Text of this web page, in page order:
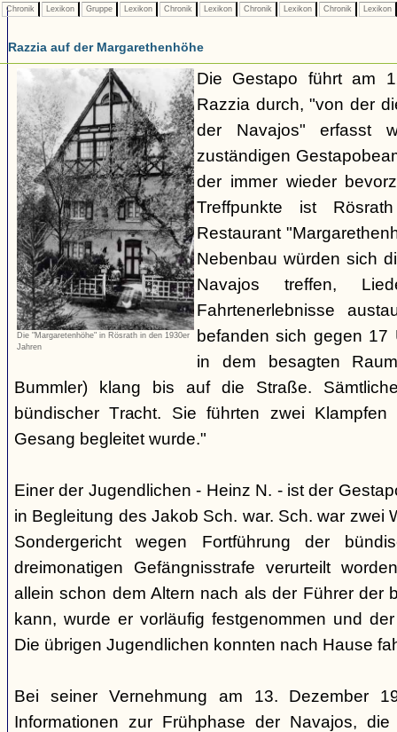
Chronik Lexikon Gruppe Lexikon Chronik Lexikon Chronik Lexikon Chronik Lexikon
Razzia auf der Margarethenhöhe
Die "Margaretenhöhe" in Rösrath in den 1930er
Jahren
Die Gestapo führt am
Razzia durch, "von der
der Navajos" erfasst
zuständigen
der immer wieder
Treffpunkte ist
Restaurant
Nebenbau würden sich
Navajos treffen,
Fahrtenerlebnisse
befanden sich gegen 17
in dem besagten
Bummler) klang bis auf die Straße.
bündischer Tracht. Sie führten zwei
Gesang begleitet wurde."
Einer der Jugendlichen - Heinz N. - ist der
in Begleitung des Jakob Sch. war. Sch. war zwei
Sondergericht wegen Fortführung der
dreimonatigen Gefängnisstrafe verurteilt
allein schon dem Altern nach als der Führer der
kann, wurde er vorläufig festgenommen und
Die übrigen Jugendlichen konnten nach Hause
Bei seiner Vernehmung am 13. Dezember
Informationen zur Frühphase der Navajos,